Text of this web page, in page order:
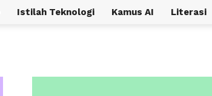
Istilah Teknologi Kamus AI Literasi